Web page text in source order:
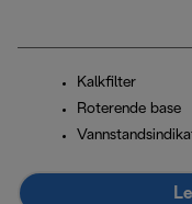
Kalkfilter
Roterende base